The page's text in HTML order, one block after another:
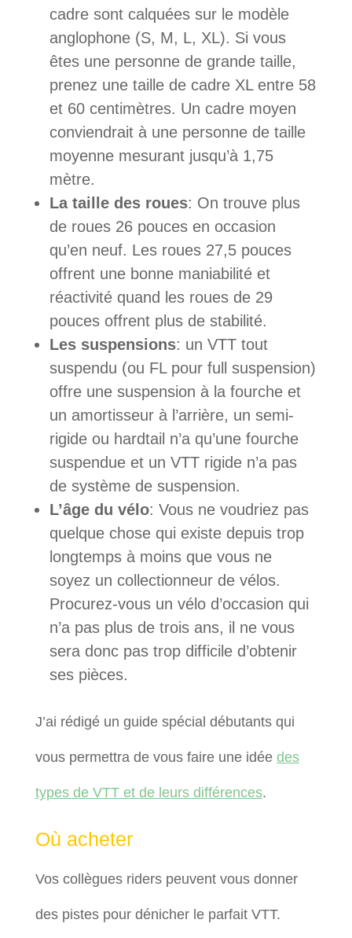
cadre sont calquées sur le modèle
anglophone (S, M, L, XL). Si vous
êtes une personne de grande taille,
prenez une taille de cadre XL entre 58
et 60 centimètres. Un cadre moyen
conviendrait à une personne de taille
moyenne mesurant jusqu’à 1,75
mètre.
La taille des roues: On trouve plus
de roues 26 pouces en occasion
qu’en neuf. Les roues 27,5 pouces
offrent une bonne maniabilité et
réactivité quand les roues de 29
pouces offrent plus de stabilité.
Les suspensions: un VTT tout
suspendu (ou FL pour full suspension)
offre une suspension à la fourche et
un amortisseur à l’arrière, un semi-
rigide ou hardtail n’a qu’une fourche
suspendue et un VTT rigide n’a pas
de système de suspension.
L’âge du vélo: Vous ne voudriez pas
quelque chose qui existe depuis trop
longtemps à moins que vous ne
soyez un collectionneur de vélos.
Procurez-vous un vélo d’occasion qui
n’a pas plus de trois ans, il ne vous
sera donc pas trop difficile d’obtenir
ses pièces.
J’ai rédigé un guide spécial débutants qui
vous permettra de vous faire une idée des
types de VTT et de leurs différences.
Où acheter
Vos collègues riders peuvent vous donner
des pistes pour dénicher le parfait VTT.